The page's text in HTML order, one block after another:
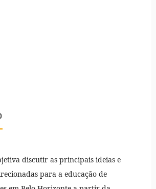
discutir as principais ideias e
para a educação de